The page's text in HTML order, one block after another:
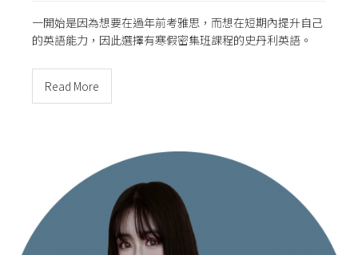
一開始是因為想要在過年前考雅思，而想在短期內提升自己
的英語能力，因此選擇有寒假密集班課程的史丹利英語。
Read More